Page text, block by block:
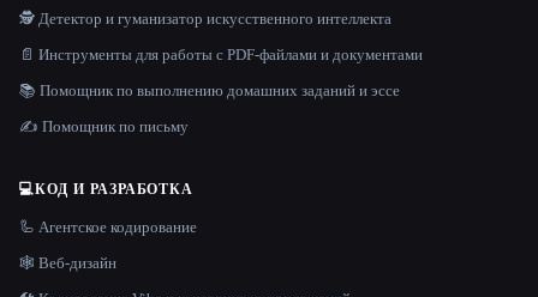
🕵️ Детектор и гуманизатор искусственного интеллекта
📄 Инструменты для работы с PDF-файлами и документами
📚 Помощник по выполнению домашних заданий и эссе
✍️ Помощник по письму
💻КОД И РАЗРАБОТКА
🦾 Агентское кодирование
🕸 Веб-дизайн